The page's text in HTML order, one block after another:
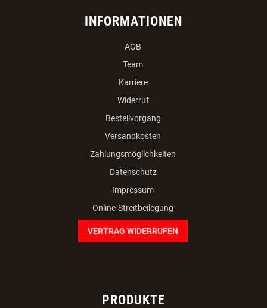
INFORMATIONEN
AGB
Team
Karriere
Widerruf
Bestellvorgang
Versandkosten
Zahlungsmöglichkeiten
Datenschutz
Impressum
Online-Streitbeilegung
VERTRAG WIDERRUFEN
PRODUKTE